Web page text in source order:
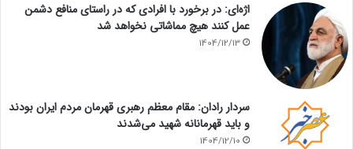
اژه‌ای: در برخورد با افرادی که در راستای منافع دشمن
عمل کنند هیچ مماشاتی نخواهد شد
1404/12/13
سردار رادان: مقام معظم رهبری قهرمان مردم ایران بودند
و باید قهرمانانه شهید می‌شدند
1404/12/10